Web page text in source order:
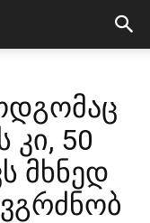
კი, 50
მხნედ